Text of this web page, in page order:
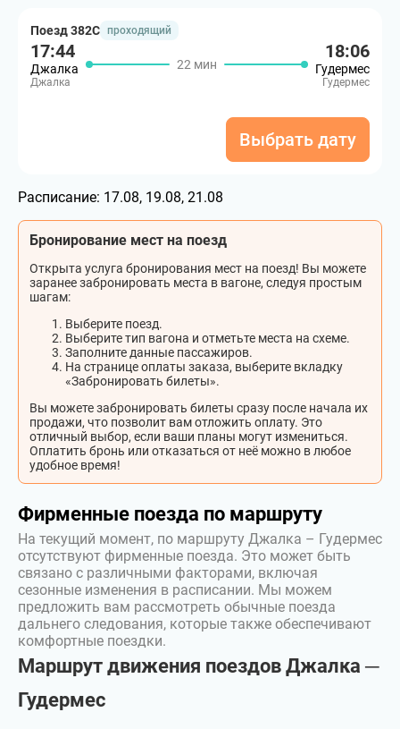
Поезд 382С проходящий
17:44
Джалка
Джалка
22 мин
18:06
Гудермес
Гудермес
Выбрать дату
Расписание: 17.08, 19.08, 21.08
Бронирование мест на поезд
Открыта услуга бронирования мест на поезд! Вы можете
заранее забронировать места в вагоне, следуя простым
шагам:
Выберите поезд.
Выберите тип вагона и отметьте места на схеме.
Заполните данные пассажиров.
На странице оплаты заказа, выберите вкладку
«Забронировать билеты».
Вы можете забронировать билеты сразу после начала их
продажи, что позволит вам отложить оплату. Это
отличный выбор, если ваши планы могут измениться.
Оплатить бронь или отказаться от неё можно в любое
удобное время!
Фирменные поезда по маршруту
На текущий момент, по маршруту Джалка – Гудермес
отсутствуют фирменные поезда. Это может быть
связано с различными факторами, включая
сезонные изменения в расписании. Мы можем
предложить вам рассмотреть обычные поезда
дальнего следования, которые также обеспечивают
комфортные поездки.
Маршрут движения поездов Джалка ─
Гудермес